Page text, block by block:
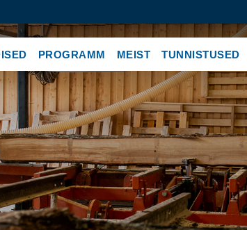
PROGRAMM MEIST TUNNISTUSED